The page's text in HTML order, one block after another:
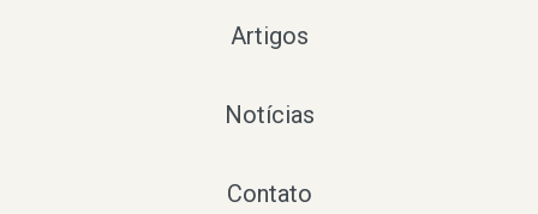
Artigos
Notícias
Contato